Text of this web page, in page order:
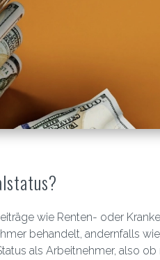
wie Renten- oder
behandelt, andernfalls
als Arbeitnehmer, also ob